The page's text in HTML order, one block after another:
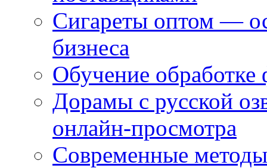
Сигареты оптом —
бизнеса
Обучение
Дорамы с русской
онлайн-просмотра
Современные